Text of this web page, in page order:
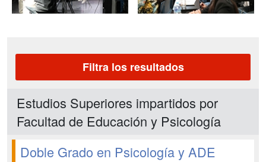
Filtra los resultados
Estudios Superiores impartidos por
Facultad de Educación y Psicología
Doble Grado en Psicología y ADE